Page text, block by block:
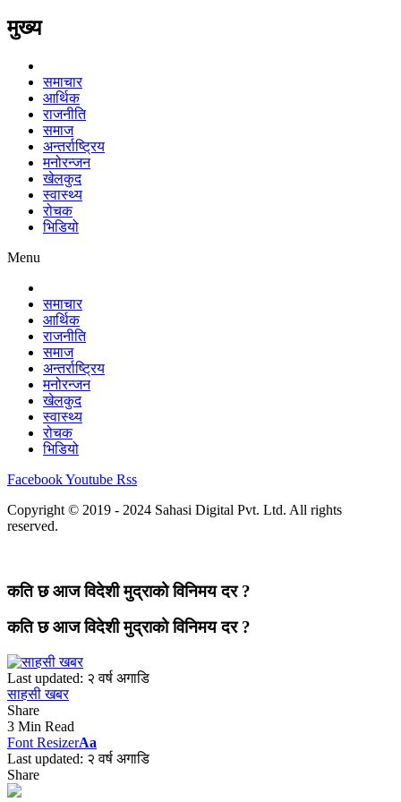
मुख्य
समाचार
आर्थिक
राजनीति
समाज
अन्तर्राष्ट्रिय
मनोरन्जन
खेलकुद
स्वास्थ्य
रोचक
भिडियो
Menu
समाचार
आर्थिक
राजनीति
समाज
अन्तर्राष्ट्रिय
मनोरन्जन
खेलकुद
स्वास्थ्य
रोचक
भिडियो
FacebookYoutube Rss
Copyright © 2019 - 2024 Sahasi Digital Pvt. Ltd. All rights
reserved.
कति छ आज विदेशी मुद्राको विनिमय दर ?
कति छ आज विदेशी मुद्राको विनिमय दर ?
Last updated: २ वर्ष अगाडि
साहसी खबर
Share
3 Min Read
Font ResizerAa
Last updated: २ वर्ष अगाडि
Share